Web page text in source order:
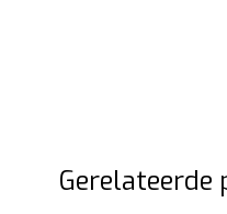
Gerelateerde